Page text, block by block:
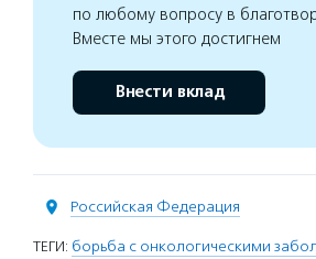
по любому вопросу в
Вместе мы этого достигнем
Внести вклад
Российская Федерация
ТЕГИ: борьба с онкологическими